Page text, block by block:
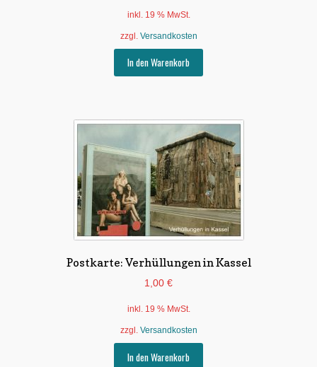
inkl. 19 % MwSt.
zzgl. Versandkosten
In den Warenkorb
Postkarte: Verhüllungen in Kassel
1,00 €
inkl. 19 % MwSt.
zzgl. Versandkosten
In den Warenkorb